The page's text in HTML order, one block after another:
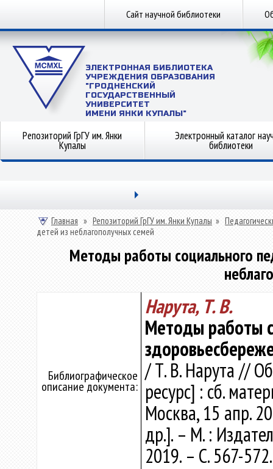
Сайт научной библиотеки
ЭЛЕКТРОННАЯ БИБЛИОТЕКА
УЧРЕЖДЕНИЯ ОБРАЗОВАНИЯ
"ГРОДНЕНСКИЙ
ГОСУДАРСТВЕННЫЙ
УНИВЕРСИТЕТ
ИМЕНИ ЯНКИ КУПАЛЫ"
Репозиторий ГрГУ им. Янки
Купалы
Электронный каталог
библиотеки
Главная » Репозиторий ГрГУ им. Янки Купалы »
детей из неблагополучных семей
Методы работы социального
Библиографическое
описание документа:
Нарута, Т. В.
Методы работы
/ Т. В. Нарута //
ресурс] : сб.
Москва, 15 апр.
др.]. – М. :
2019. – С. 567-